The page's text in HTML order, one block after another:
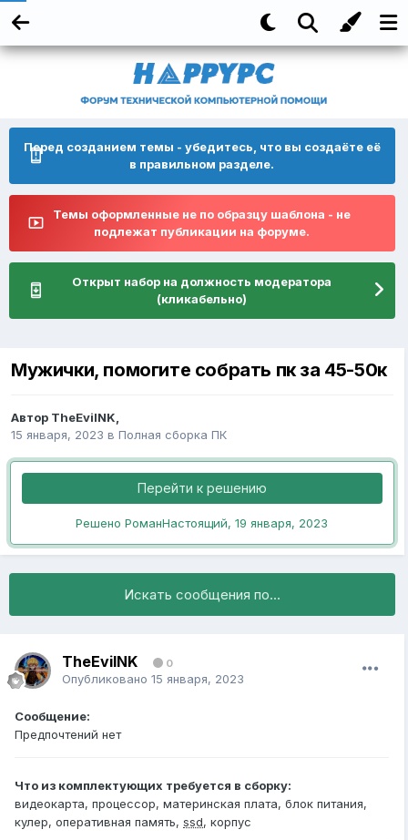
Перед созданием темы - убедитесь, что вы создаёте её
в правильном разделе.
Темы оформленные не по образцу шаблона - не
подлежат публикации на форуме.
Открыт набор на должность модератора
(кликабельно)
Мужички, помогите собрать пк за 45-50к
Автор TheEvilNK,
15 января, 2023 в Полная сборка ПК
Перейти к решению
Решено РоманНастоящий,19 января, 2023
Искать сообщения по...
TheEvilNK 0
Опубликовано 15 января, 2023
Сообщение:
Предпочтений нет
Что из комплектующих требуется в сборку:
видеокарта, процессор, материнская плата, блок питания,
кулер, оперативная память, ssd, корпус